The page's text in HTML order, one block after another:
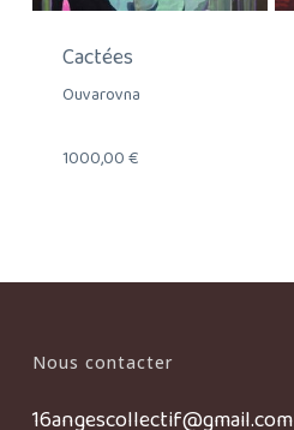
Cactées
Ouvarovna
1000,00€
Nous contacter
16angescollectif@gmail.com